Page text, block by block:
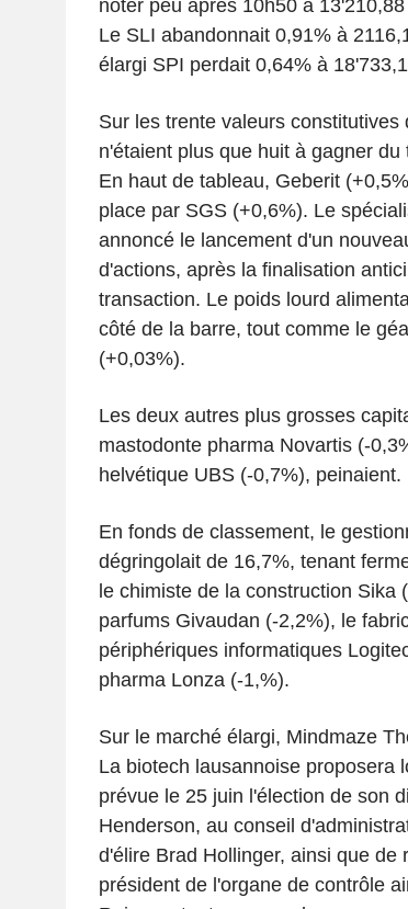
noter peu après 10h50 à
Le SLI abandonnait 0,91% à
élargi SPI perdait 0,64% à
Sur les trente valeurs
n'étaient plus que huit à gagner
En haut de tableau, Geberit
place par SGS (+0,6%). Le
annoncé le lancement d'un
d'actions, après la finalisation
transaction. Le poids lourd
côté de la barre, tout comme le
(+0,03%).
Les deux autres plus grosses
mastodonte pharma Novartis (-
helvétique UBS (-0,7%), peinaient.
En fonds de classement, le
dégringolait de 16,7%, tenant
le chimiste de la construction Sika
parfums Givaudan (-2,2%), le
périphériques informatiques
pharma Lonza (-1,%).
Sur le marché élargi, Mindmaze
La biotech lausannoise proposera
prévue le 25 juin l'élection de son
Henderson, au conseil
d'élire Brad Hollinger, ainsi que de
président de l'organe de contrôle